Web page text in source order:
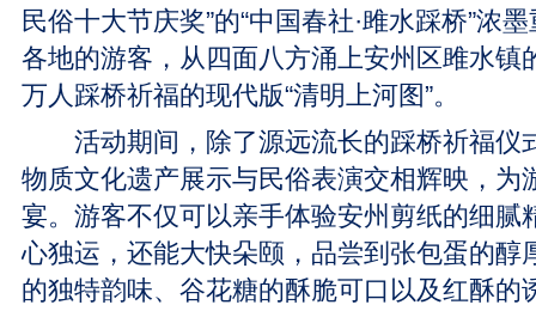
民俗十大节庆奖”的“中国春社·雎水踩桥”浓
各地的游客，从四面八方涌上安州区雎水镇
万人踩桥祈福的现代版“清明上河图”。
活动期间，除了源远流长的踩桥祈福仪
物质文化遗产展示与民俗表演交相辉映，为
宴。游客不仅可以亲手体验安州剪纸的细腻
心独运，还能大快朵颐，品尝到张包蛋的醇
的独特韵味、谷花糖的酥脆可口以及红酥的